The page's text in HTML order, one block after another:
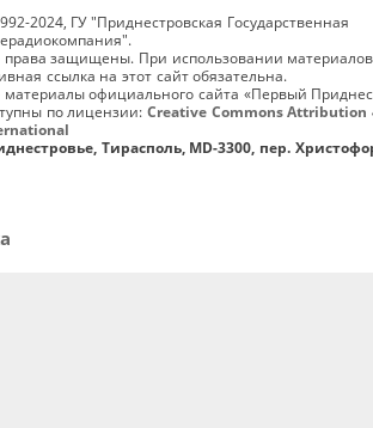
2024, ГУ "Приднестровская Государственная
права защищены. При использовании
ссылка на этот сайт обязательна.
материалы официального сайта «Первый
по лицензии: Creative Commons Attribution
Тирасполь, MD-3300, пер.